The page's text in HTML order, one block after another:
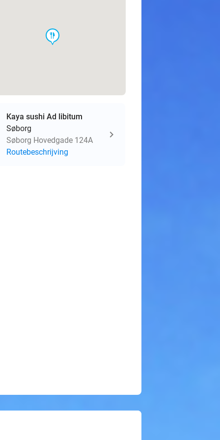
food
Kaya sushi Ad libitum
Søborg
Søborg Hovedgade 124A
Routebeschrijving